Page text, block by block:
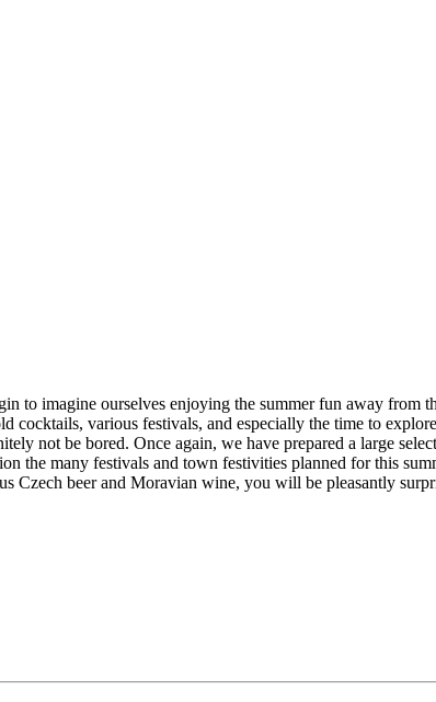
to imagine ourselves enjoying the summer fun away from
cocktails, various festivals, and especially the time to
not be bored. Once again, we have prepared a large
the many festivals and town festivities planned for this
beer and Moravian wine, you will be pleasantly